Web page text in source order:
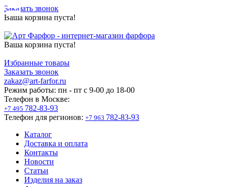
Заказать звонок
Ваша корзина пуста!
Ваша корзина пуста!
Избранные товары
Заказать звонок
zakaz@art-farfor.ru
Режим работы: пн - пт c 9-00 до 18-00
Телефон в Москве:
+7 495 782-83-93
Телефон для регионов: +7 963 782-83-93
Каталог
Доставка и оплата
Контакты
Новости
Статьи
Изделия на заказ